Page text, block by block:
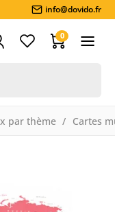
info@dovido.fr
0
par thème Cartes